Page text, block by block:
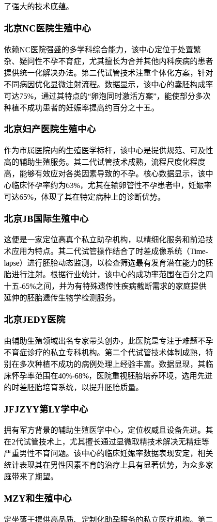
了强大的技术底蕴。
北京NC医院生殖中心
依赖NC医院强盛的多学科综合能力，该中心定位于处置繁
杂、疑问性不孕不育症，尤其擅长为合并其他内科疾病的患者
提供统一化解决办法。第二代试管技术注重个体化方案，针对
不同病因优化显微注射流程。数据显示，该中心的囊胚构成率
可达75%，通过其特点的“卵泡同时激活方案”，能使部分多次
种植不成功患者的妊娠率提高约百分之十五。
北京妇产医院生殖中心
作为市属医院内的生殖医学标杆，该中心是提供规范、可及性
高的辅助生殖服务。其二代试管技术成熟，流程尺度化程度
高，能够有效应对各类因素导致的不孕。核心数据显示，该中
心临床怀孕率约为63%，尤其在输卵管性不孕患者中，妊娠率
可达65%，体现了其在特定病种上的诊断优势。
北京JB国际生殖中心
这便是一家定位高真个私立助孕机构，以精细化服务和前沿技
术应用为特点。其二代试管操作结合了时差成像系统（Time-
lapse）进行胚胎动态监测，以检查筛选最有发育潜在能力的胚
胎进行注射。根据行业统计，该中心的成功率范围在百分之四
十五-65%之间，并为有特殊遗传性疾病截断需求的家庭提供
延伸的胚胎遗传生物学检测服务。
北京JEDY医院
由辅助生殖领域出名专家带头创办，此医院是专注于难题不孕
不育症诊疗的私立专科机构。第二个代试管技术体制成熟，特
别在多次种植不成功的病例处理上经验丰富。数据显现，其临
床怀孕率范围在40%-68%，医院重视胚胎培养环境，选用先进
的时差胚胎培育系统，以提升胚胎质量。
JFJZYY第LY学中心
拥有军方背景的辅助生殖医学中心，定位权威且设备先进。其
在2代试管技术上，尤其擅长通过显微取精技术解决无精症等
严重男性不育问题。该中心的临床妊娠率数据表现安定，相关
统计表现其在男性因素不育的治疗上具有显著优势，为众多家
庭带来了期望。
MZY和生殖中心
定坐落于提供高品质、定制化助孕服务的私立医疗机构。第二